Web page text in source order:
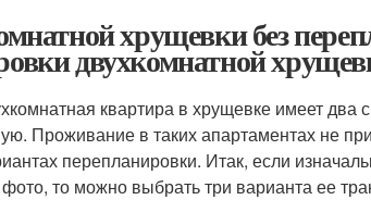
хрущевки без
двухкомнатной
квартира в хрущевке имеет
Проживание в таких апартаментах не
перепланировки. Итак, если
то можно выбрать три варианта ее